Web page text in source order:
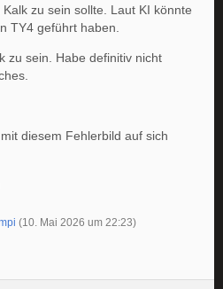
zu sein sollte. Laut KI könnte
TY4 geführt haben.
zu sein. Habe definitiv nicht
diesem Fehlerbild auf sich
(10. Mai 2026 um 22:23)